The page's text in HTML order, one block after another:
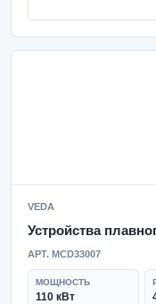
VEDA
Устройства
АРТ. MCD33007
МОЩНОСТЬ
110 кВт